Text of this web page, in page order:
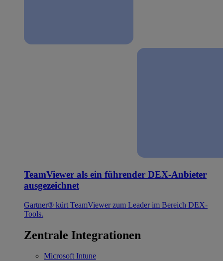
TeamViewer als ein führender DEX-Anbieter
ausgezeichnet
Gartner® kürt TeamViewer zum Leader im Bereich DEX-
Tools.
Zentrale Integrationen
Microsoft Intune